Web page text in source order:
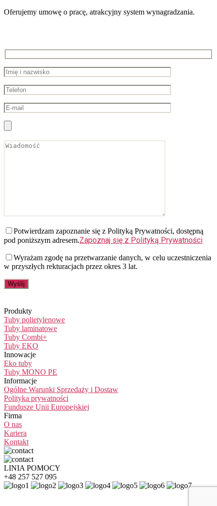
Oferujemy umowę o pracę, atrakcyjny system wynagradzania.
Potwierdzam zapoznanie się z Polityką Prywatności, dostępną
pod poniższym adresem.Zapoznaj się z Polityką Prywatności
Wyrażam zgodę na przetwarzanie danych, w celu uczestniczenia
w przyszłych rekturacjach przez okres 3 lat.
Produkty
Tuby polietylenowe
Tuby laminatowe
Tuby Combi+
Tuby EKO
Innowacje
Eko tuby
Tuby MONO PE
Informacje
Ogólne Warunki Sprzedaży i Dostaw
Polityka prywatności
Fundusze Unii Europejskiej
Firma
O nas
Kariera
Kontakt
LINIA POMOCY
+48 257 527 095